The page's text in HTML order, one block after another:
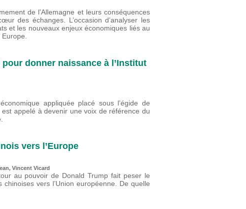
de l’Allemagne et leurs conséquences
des échanges. L’occasion d’analyser les
et les nouveaux enjeux économiques liés au
pour donner naissance à l’Institut
appliquée placé sous l’égide de
appelé à devenir une voix de référence du
vers l’Europe
, Vincent Vicard
au pouvoir de Donald Trump fait peser le
vers l’Union européenne. De quelle